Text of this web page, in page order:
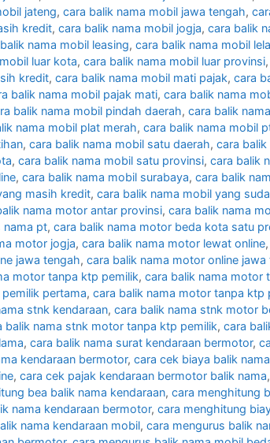
jateng, cara balik nama mobil jawa tengah,
kredit, cara balik nama mobil jogja, cara balik
nama mobil leasing, cara balik nama mobil
luar kota, cara balik nama mobil luar provinsi,
kredit, cara balik nama mobil mati pajak, cara
balik nama mobil pajak mati, cara balik nama
balik nama mobil pindah daerah, cara balik
nama mobil plat merah, cara balik nama mobil
, cara balik nama mobil satu daerah, cara
, cara balik nama mobil satu provinsi, cara balik
, cara balik nama mobil surabaya, cara balik
masih kredit, cara balik nama mobil yang
nama motor antar provinsi, cara balik nama
nama pt, cara balik nama motor beda kota satu
motor jogja, cara balik nama motor lewat online,
jawa tengah, cara balik nama motor online jawa
motor tanpa ktp pemilik, cara balik nama motor
pertama, cara balik nama motor tanpa ktp
stnk kendaraan, cara balik nama stnk motor
balik nama stnk motor tanpa ktp pemilik, cara
, cara balik nama surat kendaraan bermotor,
kendaraan bermotor, cara cek biaya balik
, cara cek pajak kendaraan bermotor balik nama,
bea balik nama kendaraan, cara menghitung
nama kendaraan bermotor, cara menghitung
nama kendaraan mobil, cara mengurus balik